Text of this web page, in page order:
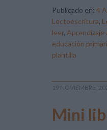
Publicado en: 4
Lectoescritura,
leer, Aprendizaje
educación
plantilla
19 NOVIEMBRE,
Mini